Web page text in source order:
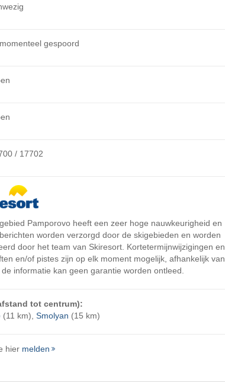
gespoord
/ 17702
Pamporovo heeft een zeer hoge nauwkeurigheid en
worden verzorgd door de skigebieden en worden
door het team van Skiresort. Kortetermijnwijzigingen en
en/of pistes zijn op elk moment mogelijk, afhankelijk van
informatie kan geen garantie worden ontleed.
tot centrum):
(11 km), Smolyan (15 km)
hier melden